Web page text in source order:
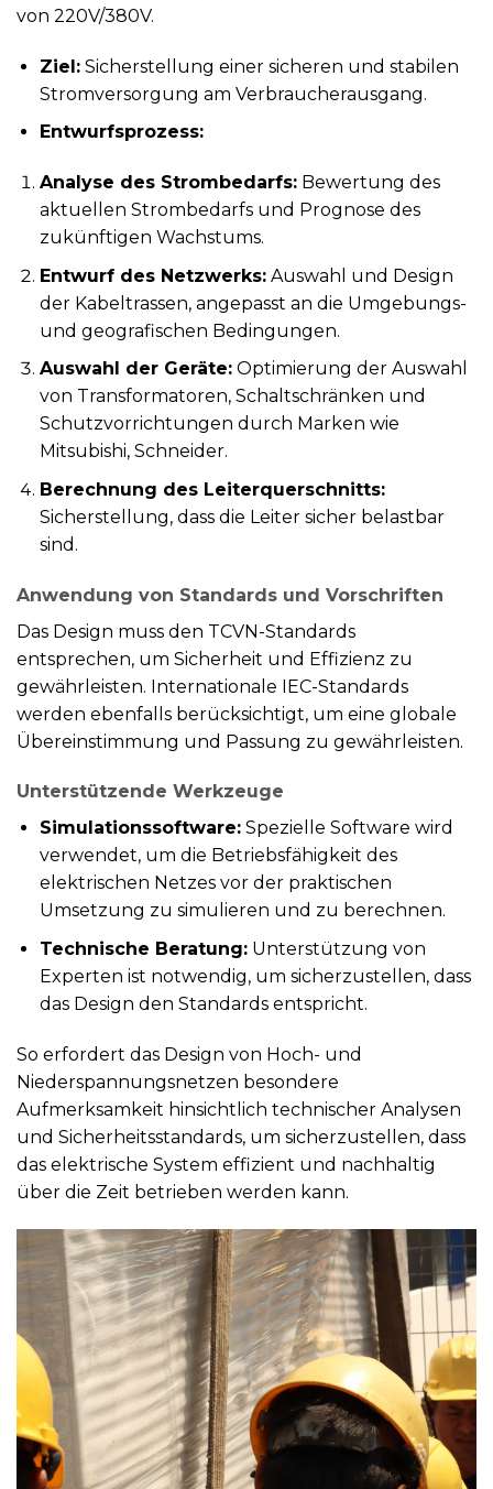
von 220V/380V.
Ziel:Sicherstellung einer sicheren und stabilen
Stromversorgung am Verbraucherausgang.
Entwurfsprozess:
Analyse des Strombedarfs:Bewertung des
aktuellen Strombedarfs und Prognose des
zukünftigen Wachstums.
Entwurf des Netzwerks:Auswahl und Design
der Kabeltrassen, angepasst an die Umgebungs-
und geografischen Bedingungen.
Auswahl der Geräte:Optimierung der Auswahl
von Transformatoren, Schaltschränken und
Schutzvorrichtungen durch Marken wie
Mitsubishi, Schneider.
Berechnung des Leiterquerschnitts:
Sicherstellung, dass die Leiter sicher belastbar
sind.
Anwendung von Standards und Vorschriften
Das Design muss den TCVN-Standards
entsprechen, um Sicherheit und Effizienz zu
gewährleisten. Internationale IEC-Standards
werden ebenfalls berücksichtigt, um eine globale
Übereinstimmung und Passung zu gewährleisten.
Unterstützende Werkzeuge
Simulationssoftware:Spezielle Software wird
verwendet, um die Betriebsfähigkeit des
elektrischen Netzes vor der praktischen
Umsetzung zu simulieren und zu berechnen.
Technische Beratung:Unterstützung von
Experten ist notwendig, um sicherzustellen, dass
das Design den Standards entspricht.
So erfordert das Design von Hoch- und
Niederspannungsnetzen besondere
Aufmerksamkeit hinsichtlich technischer Analysen
und Sicherheitsstandards, um sicherzustellen, dass
das elektrische System effizient und nachhaltig
über die Zeit betrieben werden kann.